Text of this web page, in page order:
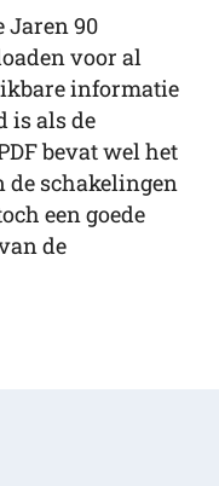
Jaren 90
voor al
informatie
is als de
bevat wel het
schakelingen
een goede
de